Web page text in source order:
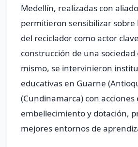
Medellín, realizadas con
permitieron sensibilizar
del reciclador como actor
construcción de una sociedad
mismo, se intervinieron
educativas en Guarne
(Cundinamarca) con acciones
embellecimiento y dotación,
mejores entornos de